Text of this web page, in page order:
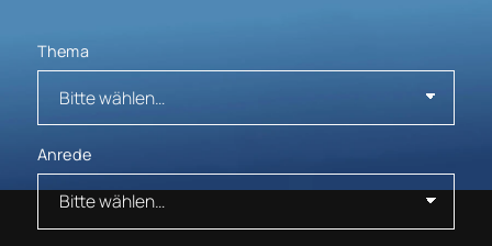
Thema
Anrede